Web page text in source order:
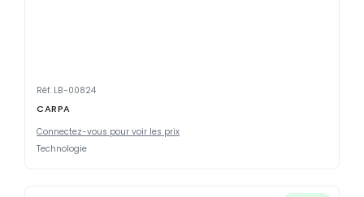
Réf. LB-00824
CARPA
Connectez-vous pour voir les prix
Technologie